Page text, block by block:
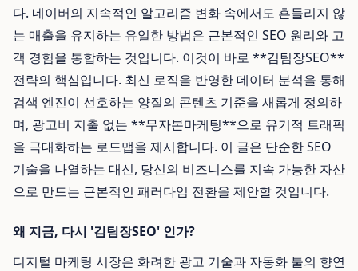
다. 네이버의 지속적인 알고리즘 변화 속에서도 흔들리지 않
는 매출을 유지하는 유일한 방법은 근본적인 SEO 원리와 고
객 경험을 통합하는 것입니다. 이것이 바로 **김팀장SEO**
전략의 핵심입니다. 최신 로직을 반영한 데이터 분석을 통해
검색 엔진이 선호하는 양질의 콘텐츠 기준을 새롭게 정의하
며, 광고비 지출 없는 **무자본마케팅**으로 유기적 트래픽
을 극대화하는 로드맵을 제시합니다. 이 글은 단순한 SEO
기술을 나열하는 대신, 당신의 비즈니스를 지속 가능한 자산
으로 만드는 근본적인 패러다임 전환을 제안할 것입니다.
왜 지금, 다시 '김팀장SEO' 인가?
디지털 마케팅 시장은 화려한 광고 기술과 자동화 툴의 향연